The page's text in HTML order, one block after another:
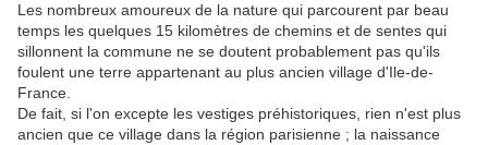
Les nombreux amoureux de la nature qui parcourent par beau
temps les quelques 15 kilomètres de chemins et de sentes qui
sillonnent la commune ne se doutent probablement pas qu'ils
foulent une terre appartenant au plus ancien village d'Ile-de-
France.
De fait, si l'on excepte les vestiges préhistoriques, rien n'est plus
ancien que ce village dans la région parisienne ; la naissance